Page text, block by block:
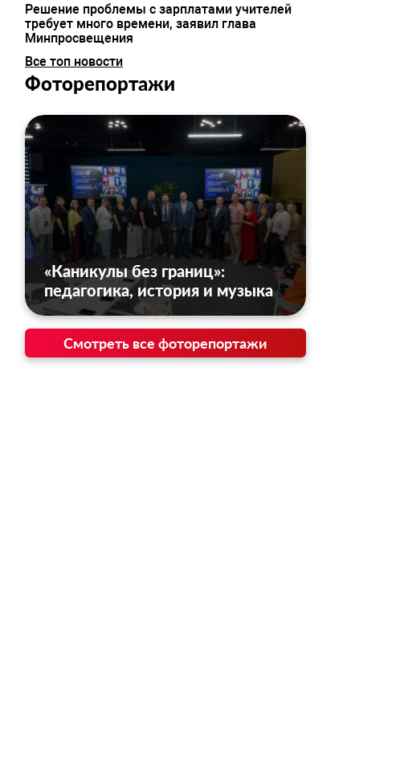
Решение проблемы с зарплатами учителей
требует много времени, заявил глава
Минпросвещения
Все топ новости
Фоторепортажи
«Каникулы без границ»:
педагогика, история и музыка
Смотреть все фоторепортажи